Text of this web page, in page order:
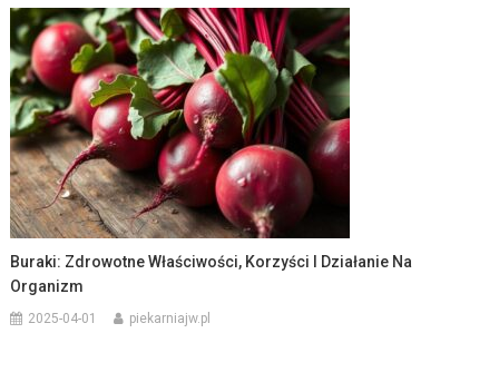
Buraki: Zdrowotne Właściwości, Korzyści I Działanie Na
Organizm
2025-04-01 piekarniajw.pl